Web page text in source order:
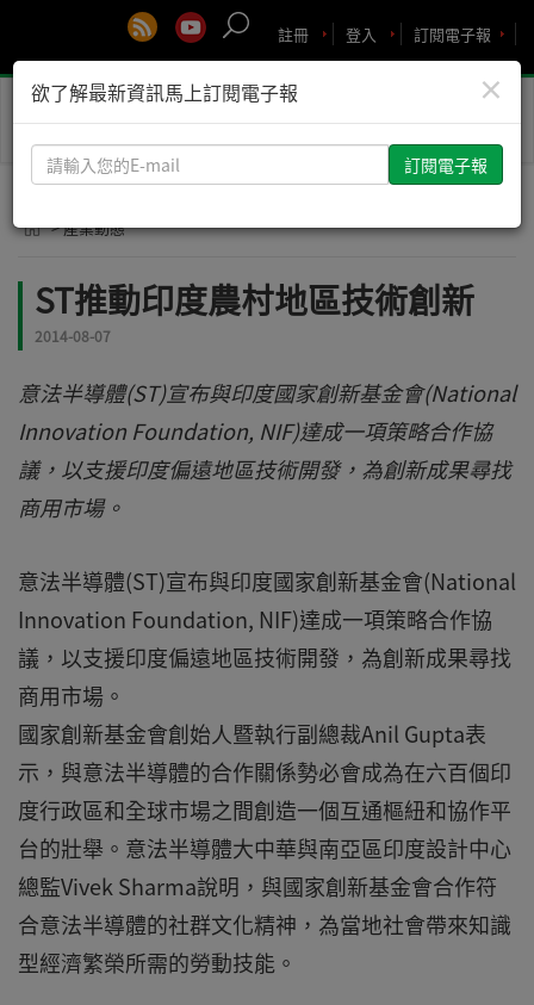
訂閱電子報
登入
註冊
Toggle
> 產業動態
ST推動印度農村地區技術創新
2014-08-07
意法半導體(ST)宣布與印度國家創新基金會(National
Innovation Foundation, NIF)達成一項策略合作協
議，以支援印度偏遠地區技術開發，為創新成果尋找
商用市場。
意法半導體(ST)宣布與印度國家創新基金會(National
Innovation Foundation, NIF)達成一項策略合作協
議，以支援印度偏遠地區技術開發，為創新成果尋找
商用市場。
國家創新基金會創始人暨執行副總裁Anil Gupta表
示，與意法半導體的合作關係勢必會成為在六百個印
度行政區和全球市場之間創造一個互通樞紐和協作平
台的壯舉。意法半導體大中華與南亞區印度設計中心
總監Vivek Sharma說明，與國家創新基金會合作符
合意法半導體的社群文化精神，為當地社會帶來知識
型經濟繁榮所需的勞動技能。
×
欲了解最新資訊馬上訂閱電子報
請
輸
您
E-
mail